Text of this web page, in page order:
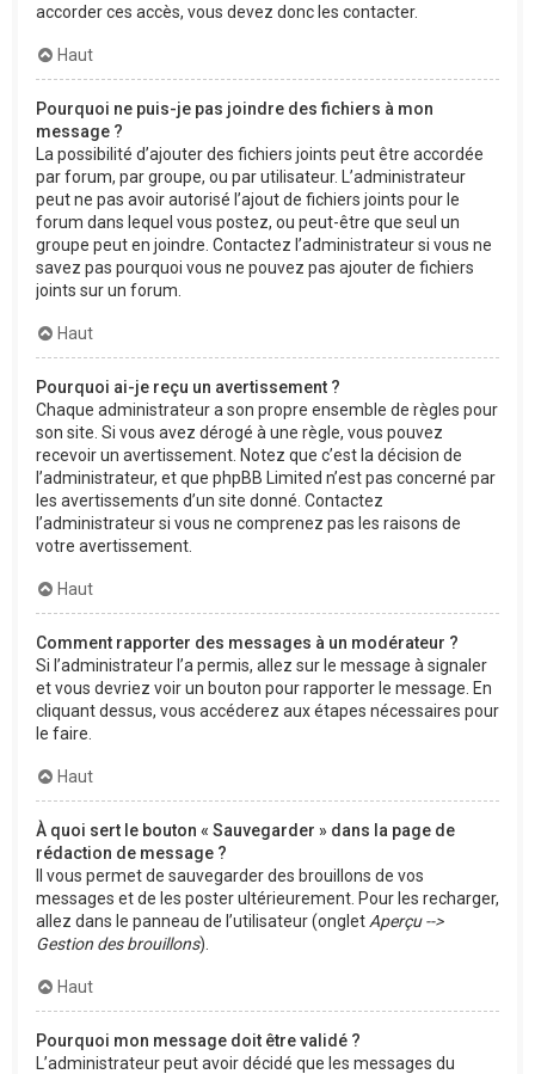
accorder ces accès, vous devez donc les contacter.
Haut
Pourquoi ne puis-je pas joindre des fichiers à mon
message ?
La possibilité d’ajouter des fichiers joints peut être accordée
par forum, par groupe, ou par utilisateur. L’administrateur
peut ne pas avoir autorisé l’ajout de fichiers joints pour le
forum dans lequel vous postez, ou peut-être que seul un
groupe peut en joindre. Contactez l’administrateur si vous ne
savez pas pourquoi vous ne pouvez pas ajouter de fichiers
joints sur un forum.
Haut
Pourquoi ai-je reçu un avertissement ?
Chaque administrateur a son propre ensemble de règles pour
son site. Si vous avez dérogé à une règle, vous pouvez
recevoir un avertissement. Notez que c’est la décision de
l’administrateur, et que phpBB Limited n’est pas concerné par
les avertissements d’un site donné. Contactez
l’administrateur si vous ne comprenez pas les raisons de
votre avertissement.
Haut
Comment rapporter des messages à un modérateur ?
Si l’administrateur l’a permis, allez sur le message à signaler
et vous devriez voir un bouton pour rapporter le message. En
cliquant dessus, vous accéderez aux étapes nécessaires pour
le faire.
Haut
À quoi sert le bouton « Sauvegarder » dans la page de
rédaction de message ?
Il vous permet de sauvegarder des brouillons de vos
messages et de les poster ultérieurement. Pour les recharger,
allez dans le panneau de l’utilisateur (onglet Aperçu -->
Gestion des brouillons).
Haut
Pourquoi mon message doit être validé ?
L’administrateur peut avoir décidé que les messages du